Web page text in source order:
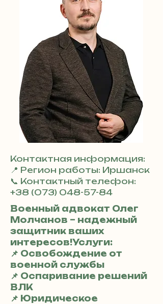
Контактная информация:
📍 Регион работы: Иршанск
📞 Контактный телефон:
+38 (073) 048-57-84
Военный адвокат Олег
Молчанов – надежный
защитник ваших
интересов!Услуги:
📌 Освобождение от
военной службы
📌 Оспаривание решений
ВЛК
📌 Юридическое